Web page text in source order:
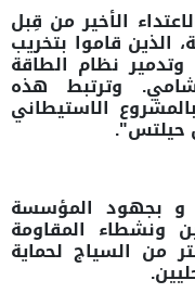
الأخير من قِبل
الذين قاموا بتخريب
وتدمير نظام الطاقة
وترتبط هذه
الاستيطاني
حيلتس".
و بجهود المؤسسة
ونشطاء المقاومة
تم إعادة تركيب 200 متر من السياج لحماية